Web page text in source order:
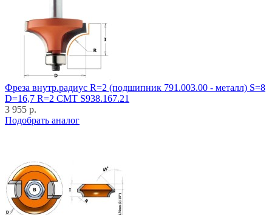
Фреза внутр.радиус R=2 (подшипник 791.003.00 - металл) S=8
D=16,7 R=2 CMT S938.167.21
3 955 р.
Подобрать аналог